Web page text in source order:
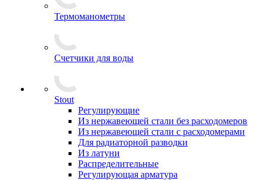
Термоманометры
Счетчики для воды
Stout
Регулирующие
Из нержавеющей стали без расходомеров
Из нержавеющей стали с расходомерами
Для радиаторной разводки
Из латуни
Распределительные
Регулирующая арматура